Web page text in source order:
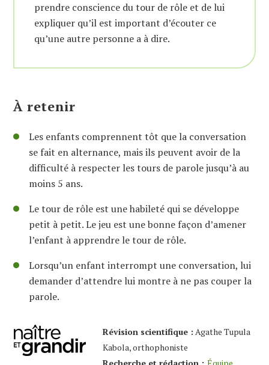
prendre conscience du tour de rôle et de lui
expliquer qu’il est important d’écouter ce
qu’une autre personne a à dire.
À retenir
Les enfants comprennent tôt que la conversation
se fait en alternance, mais ils peuvent avoir de la
difficulté à respecter les tours de parole jusqu’à au
moins 5 ans.
Le tour de rôle est une habileté qui se développe
petit à petit. Le jeu est une bonne façon d’amener
l’enfant à apprendre le tour de rôle.
Lorsqu’un enfant interrompt une conversation, lui
demander d’attendre lui montre à ne pas couper la
parole.
Révision scientifique : Agathe Tupula
Kabola, orthophoniste